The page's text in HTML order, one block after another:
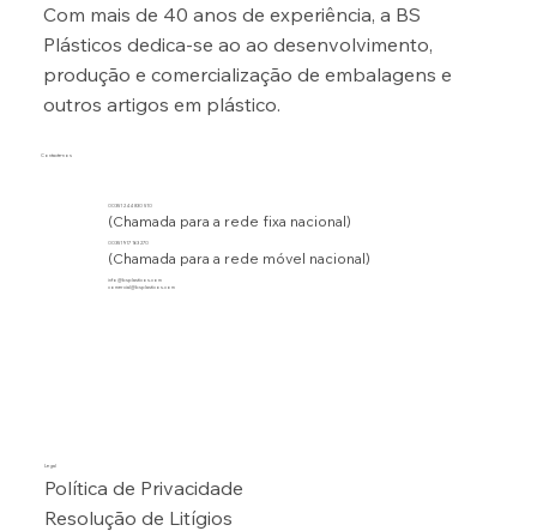
Com mais de 40 anos de experiência, a BS
Plásticos dedica-se ao ao desenvolvimento,
produção e comercialização de embalagens e
outros artigos em plástico.
Contacte-nos
00351 244 830 510
(Chamada para a rede fixa nacional)
00351 917 163 270
(Chamada para a rede móvel nacional)
info@bsplasticos.com
comercial@bsplasticos.com
Legal
Política de Privacidade
Resolução de Litígios